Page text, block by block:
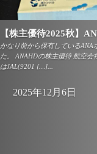
【株主優待2025秋】
かなり前から保有している
た。 ANAHDの株主優待 航空
はJAL(9201 […]...
2025年12月6日